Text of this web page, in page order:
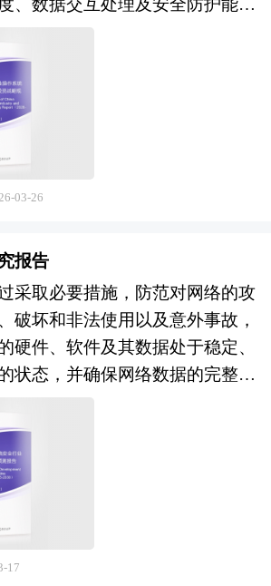
报率使中国成为全球资本关注的
由中研普华咨询公司领衔撰
市场调研基础上，主要依据了国
务部、国家财政部、中国证券监
国风险投资协会、中国风险投资
投资同业公会、北京创业投资协
计单位等公布和提供的大量资
业风险投资现状、国际化进程与
道、如何运作风险投资、退出机
行了系统的分析，并重点分析了
投资的主要现存问题、相应对策
司、研究机构及网上书店行业相
前网上书店行业风险投资业发展
位和发展方向不可多得的精品。
体系化服务、从国产替代向自主
，成为新质生产力发展与国家安
点。 “产业园区”是执行城市产业
态，园区在改善区域投资环境、
业结构调整和发展经济等方面发
范和带动作用，成为城市经济腾
园区是区域经济发展、产业调整
聚集形式，担负着聚集创新资
体形式多种多样，主要包括高新
园、工业区、产业基地、特色产
地陆续提出的产业新城、科技新
为产业集群的要载体和组成部
效应已引起越来越多人关注。国
通过共享资源的、克服外部负效
的发展，从而有效地推动产业集
区所具有的性质和特征决定了产
形成产业园区和产业集群的良性
增长的重要途径。在产业集群的
园区建设，不仅是当前发展产业
、数据交互处理及安全防护能
实时性、可靠性、安全性与智能
畴来看，工业操作系统行业涵盖
发工具（实时内核、微内核、虚
、调试工具），中游操作系统产
实时操作系统、分布式工业操作
操作系统、工业软件中间件），
、工业互联网平台适配，行
可分为设备层嵌入式操作系统、
云端操作系统，按照技术架构则
核、混合内核等多元体系。随着
制造深入推进，工业操作系统正
通用、从单机运行向云边协同转
断向数字孪生、工业智能、自主
伸。 当前，中国工业操作系统
代加速与生态构建攻坚的关键成
技术积累与政策扶持，我国在嵌
领域已形成一定基础，部分开源
得市场应用，但在高端数控系
03-26
报告
采取必要措施，防范对网络的攻
破坏和非法使用以及意外事故，
硬件、软件及其数据处于稳定、
状态，并确保网络数据的完整
网络空间中的延伸与体现，其核
空间的秩序与安全，防止因系统
服务中断而对个人、组织乃至国
现代网络安全不仅关注技术层
墙部署、病毒查杀与身份认证，
与社会层面的协同治理，形
17